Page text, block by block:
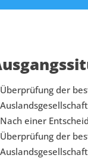
Überprüfung der
Nach einer
Überprüfung der